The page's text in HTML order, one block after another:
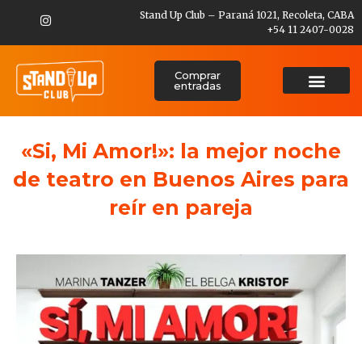
Stand Up Club – Paraná 1021, Recoleta, CABA
+54 11 2407-0028
Comprar
entradas
«Si, Mi Amor!»: la mejor noche
de teatro en Buenos Aires para
reír en pareja